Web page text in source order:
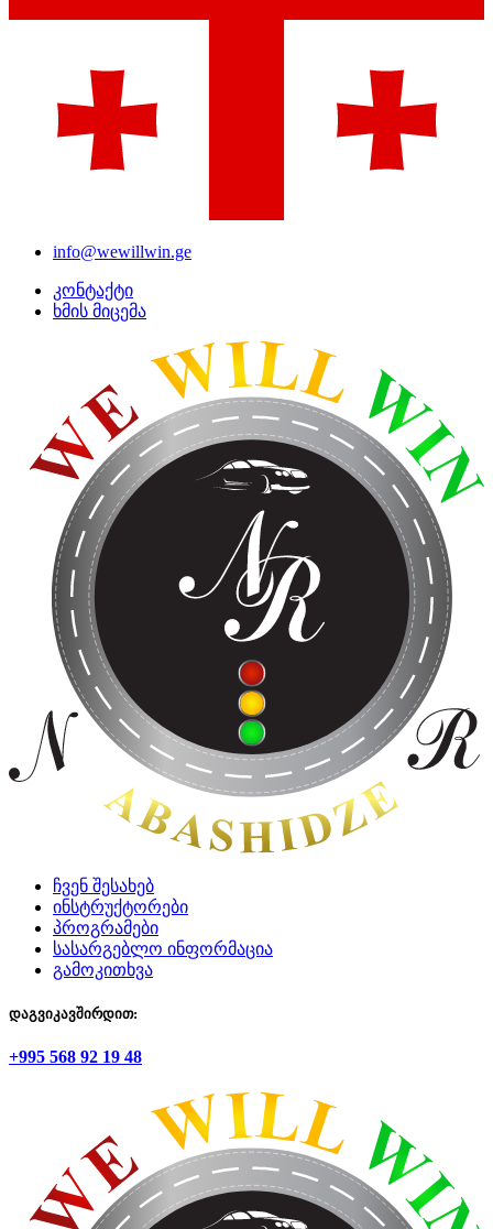
info@wewillwin.ge
კონტაქტი
ხმის მიცემა
ჩვენ შესახებ
ინსტრუქტორები
პროგრამები
სასარგებლო ინფორმაცია
გამოკითხვა
დაგვიკავშირდით:
+995 568 92 19 48